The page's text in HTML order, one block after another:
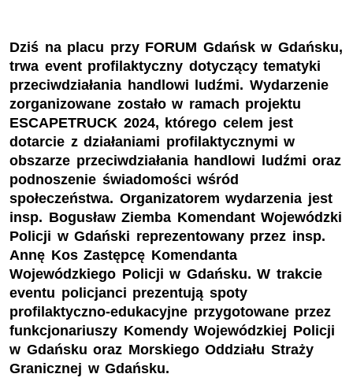
Dziś na placu przy FORUM Gdańsk w Gdańsku,
trwa event profilaktyczny dotyczący tematyki
przeciwdziałania handlowi ludźmi. Wydarzenie
zorganizowane zostało w ramach projektu
ESCAPETRUCK 2024, którego celem jest
dotarcie z działaniami profilaktycznymi w
obszarze przeciwdziałania handlowi ludźmi oraz
podnoszenie świadomości wśród
społeczeństwa. Organizatorem wydarzenia jest
insp. Bogusław Ziemba Komendant Wojewódzki
Policji w Gdański reprezentowany przez insp.
Annę Kos Zastępcę Komendanta
Wojewódzkiego Policji w Gdańsku. W trakcie
eventu policjanci prezentują spoty
profilaktyczno-edukacyjne przygotowane przez
funkcjonariuszy Komendy Wojewódzkiej Policji
w Gdańsku oraz Morskiego Oddziału Straży
Granicznej w Gdańsku.